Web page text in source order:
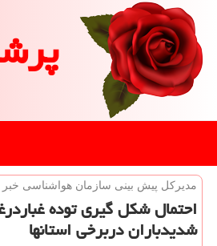
مدیركل پیش بینی سازمان هواشناسی خبر
احتمال شكل گیری توده
شدیدباران دربرخی استانها